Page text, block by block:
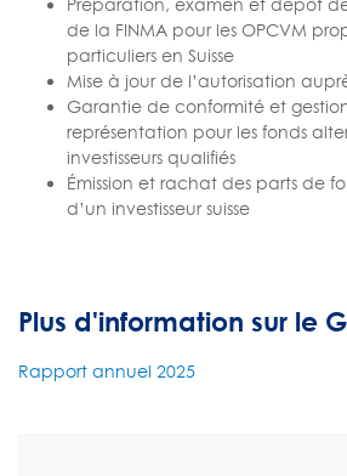
Préparation, examen et dépôt
de la FINMA pour les OPCVM
particuliers en Suisse
Mise à jour de l’autorisation
Garantie de conformité et
représentation pour les fonds
investisseurs qualifiés
Émission et rachat des parts de
d’un investisseur suisse
Plus d'information sur le
Rapport annuel 2025